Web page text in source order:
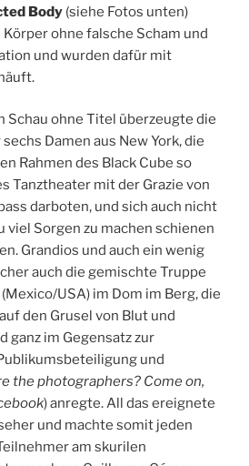
Body (siehe Fotos unten)
ohne falsche Scham und
und wurden dafür mit
Schau ohne Titel überzeugte die
Damen aus New York, die
Rahmen des Black Cube so
Tanztheater mit der Grazie von
darboten, und sich auch nicht
viel Sorgen zu machen schienen
Grandios und auch ein wenig
auch die gemischte Truppe
USA) im Dom im Berg, die
den Grusel von Blut und
ganz im Gegensatz zur
und
the photographers? Come on,
) anregte. All das ereignete
und machte somit jeden
am skurilen